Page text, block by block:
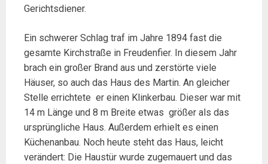
Gerichtsdiener.
Ein schwerer Schlag traf im Jahre 1894 fast die
gesamte Kirchstraße in Freudenfier. In diesem Jahr
brach ein großer Brand aus und zerstörte viele
Häuser, so auch das Haus des Martin. An gleicher
Stelle errichtete er einen Klinkerbau. Dieser war mit
14 m Länge und 8 m Breite etwas größer als das
ursprüngliche Haus. Außerdem erhielt es einen
Küchenanbau. Noch heute steht das Haus, leicht
verändert: Die Haustür wurde zugemauert und das